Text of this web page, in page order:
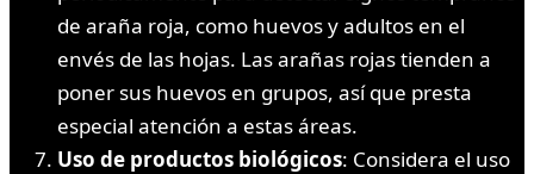
de araña roja, como huevos y adultos en el
envés de las hojas. Las arañas rojas tienden a
poner sus huevos en grupos, así que presta
especial atención a estas áreas.
Uso de productos biológicos: Considera el uso